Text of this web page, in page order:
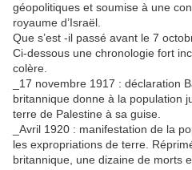
géopolitiques et soumise à une
royaume d’Israël.
Que s’est -il passé avant le 7
Ci-dessous une chronologie fort
colère.
_17 novembre 1917 : déclaration
britannique donne à la population
terre de Palestine à sa guise.
_Avril 1920 : manifestation de la
les expropriations de terre.
britannique, une dizaine de morts